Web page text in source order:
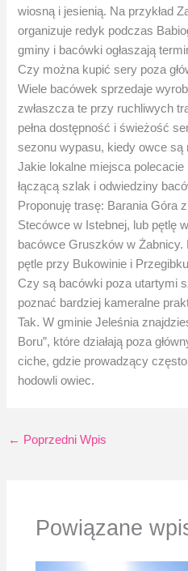
wiosną i jesienią. Na przykład
organizuje redyk podczas
gminy i bacówki ogłaszają
Czy można kupić sery poza
Wiele bacówek sprzedaje
zwłaszcza te przy ruchliwych
pełna dostępność i świeżość
sezonu wypasu, kiedy owce są
Jakie lokalne miejsca
łączącą szlak i odwiedziny
Proponuję trasę: Barania Góra
Stecówce w Istebnej, lub pętlę
bacówce Gruszków w
pętle przy Bukowinie i
Czy są bacówki poza utartymi
poznać bardziej kameralne
Tak. W gminie Jeleśnia
Boru”, które działają poza
ciche, gdzie prowadzący
hodowli owiec.
← Poprzedni Wpis
Powiązane